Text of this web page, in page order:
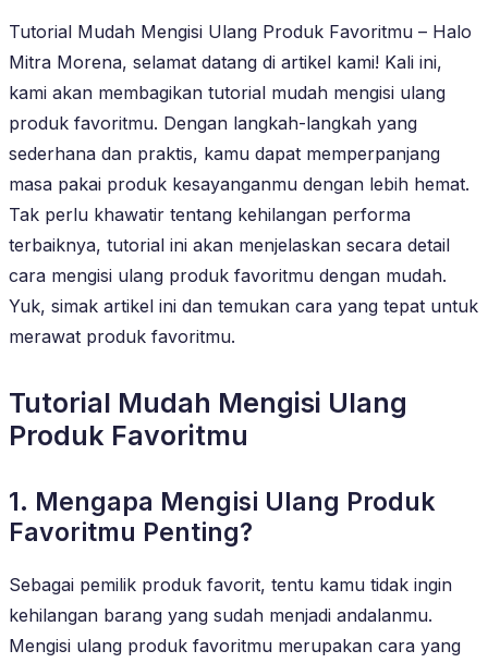
Tutorial Mudah Mengisi Ulang Produk Favoritmu – Halo
Mitra Morena, selamat datang di artikel kami! Kali ini,
kami akan membagikan tutorial mudah mengisi ulang
produk favoritmu. Dengan langkah-langkah yang
sederhana dan praktis, kamu dapat memperpanjang
masa pakai produk kesayanganmu dengan lebih hemat.
Tak perlu khawatir tentang kehilangan performa
terbaiknya, tutorial ini akan menjelaskan secara detail
cara mengisi ulang produk favoritmu dengan mudah.
Yuk, simak artikel ini dan temukan cara yang tepat untuk
merawat produk favoritmu.
Tutorial Mudah Mengisi Ulang
Produk Favoritmu
1. Mengapa Mengisi Ulang Produk
Favoritmu Penting?
Sebagai pemilik produk favorit, tentu kamu tidak ingin
kehilangan barang yang sudah menjadi andalanmu.
Mengisi ulang produk favoritmu merupakan cara yang